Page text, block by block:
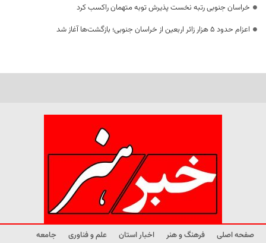
خراسان جنوبی رتبه نخست پذیرش توبه متهمان راکسب کرد
اعزام حدود 5 هزار زائر اربعین از خراسان جنوبی؛ بازگشت‌ها آغاز شد
صفحه اصلی فرهنگ و هنر اخبار استان علم و فناوری
جامعه